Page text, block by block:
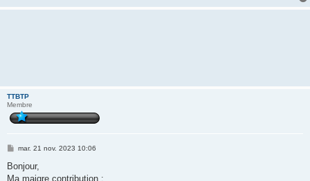
TTBTP
Membre
M
s
mar. 21 nov. 2023 10:06
Bonjour,
Ma maigre contribution :